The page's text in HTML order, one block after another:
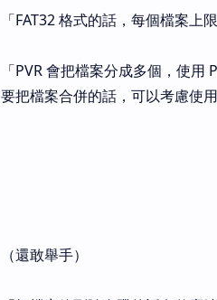
「FAT32 格式的話，每個檔案上
「PVR 會把檔案分成多個，使
要把檔案合併的話，可以考慮使用
（還敢舉手）